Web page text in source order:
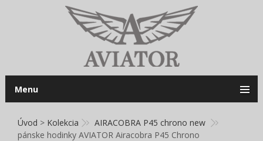
Úvod > Kolekcia
AIRACOBRA P45 chrono new
pánske hodinky AVIATOR Airacobra P45 Chrono
Menu